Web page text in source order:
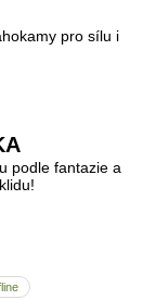
pro sílu i
podle fantazie a